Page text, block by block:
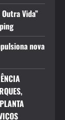
Vida”
nova